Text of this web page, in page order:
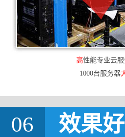
高性能专业云
1000台服务器
06 效果